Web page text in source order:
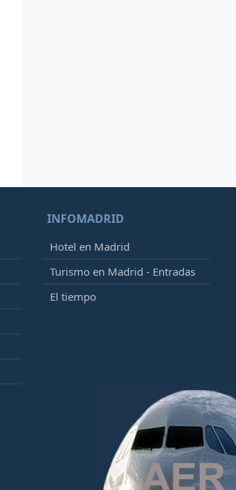
INFOMADRID
Hotel en Madrid
Turismo en Madrid - Entradas
El tiempo